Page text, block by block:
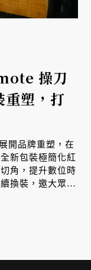
操刀
重塑，打
開品牌重塑，在
新包裝極簡化紅
角，提升數位時
換裝，邀大眾感